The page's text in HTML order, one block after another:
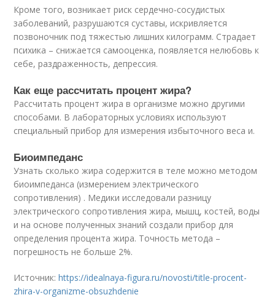
Кроме того, возникает риск сердечно-сосудистых
заболеваний, разрушаются суставы, искривляется
позвоночник под тяжестью лишних килограмм. Страдает
психика – снижается самооценка, появляется нелюбовь к
себе, раздраженность, депрессия.
Как еще рассчитать процент жира?
Рассчитать процент жира в организме можно другими
способами. В лабораторных условиях используют
специальный прибор для измерения избыточного веса и.
Биоимпеданс
Узнать сколько жира содержится в теле можно методом
биоимпеданса (измерением электрического
сопротивления) . Медики исследовали разницу
электрического сопротивления жира, мышц, костей, воды
и на основе полученных знаний создали прибор для
определения процента жира. Точность метода –
погрешность не больше 2%.
Источник:https://idealnaya-figura.ru/novosti/title-procent-
zhira-v-organizme-obsuzhdenie